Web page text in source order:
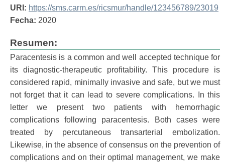
URI: https://sms.carm.es/ricsmur/handle/123456789/23019
Fecha: 2020
Resumen:
Paracentesis is a common and well accepted technique for
its diagnostic-therapeutic profitability. This procedure is
considered rapid, minimally invasive and safe, but we must
not forget that it can lead to severe complications. In this
letter we present two patients with hemorrhagic
complications following paracentesis. Both cases were
treated by percutaneous transarterial embolization.
Likewise, in the absence of consensus on the prevention of
complications and on their optimal management, we make